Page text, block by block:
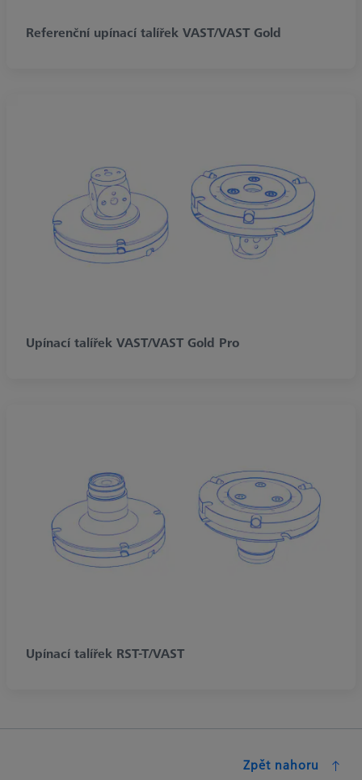
Referenční upínací talířek VAST/VAST Gold
Upínací talířek VAST/VAST Gold Pro
Upínací talířek RST-T/VAST
Zpět nahoru